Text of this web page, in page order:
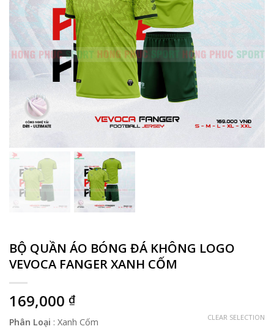
BỘ QUẦN ÁO BÓNG ĐÁ KHÔNG LOGO
VEVOCA FANGER XANH CỐM
169,000 ₫
Phân Loại : Xanh Cốm CLEAR SELECTION